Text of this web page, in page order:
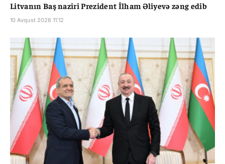
Litvanın Baş naziri Prezident İlham Əliyevə zəng edib
10 Avqust 2026 11:12